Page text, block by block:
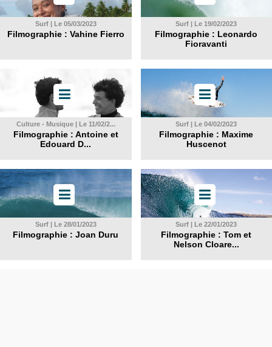
Surf | Le 05/03/2023
Filmographie : Vahine Fierro
Surf | Le 19/02/2023
Filmographie : Leonardo
Fioravanti
Culture - Musique | Le 11/02/2...
Filmographie : Antoine et
Edouard D...
Surf | Le 04/02/2023
Filmographie : Maxime
Huscenot
Surf | Le 28/01/2023
Filmographie : Joan Duru
Surf | Le 22/01/2023
Filmographie : Tom et
Nelson Cloare...